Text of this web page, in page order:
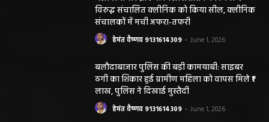
विरुद्ध संचालित क्लीनिक को किया सील, क्लीनिक
संचालकों में मची अफरा-तफरी
हेमंत वैष्णव 9131614309 - June 1, 2026
बलौदाबाजार पुलिस की बड़ी कामयाबी: साइबर
ठगी का शिकार हुई ग्रामीण महिला को वापस मिले ₹1
लाख, पुलिस ने दिखाई मुस्तैदी
हेमंत वैष्णव 9131614309 - June 1, 2026